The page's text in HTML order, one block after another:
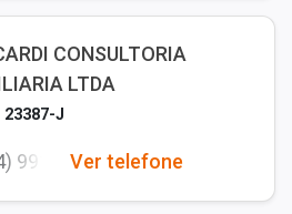
CONSULTORIA
LTDA
23387-J
991 Ver telefone